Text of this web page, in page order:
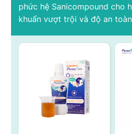
phức hệ Sanicompound cho
khuẩn vượt trội và độ an